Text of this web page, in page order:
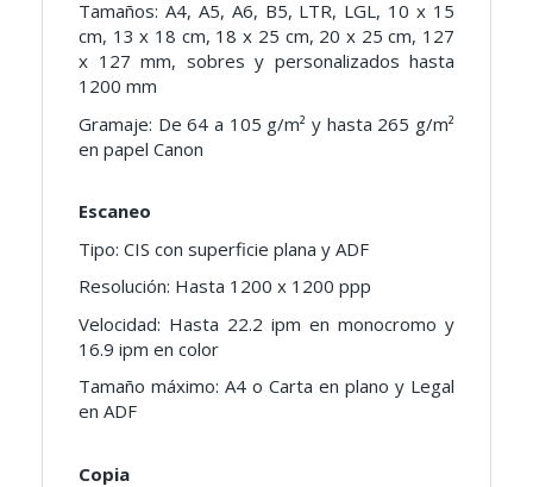
Tamaños: A4, A5, A6, B5, LTR, LGL, 10 x 15
cm, 13 x 18 cm, 18 x 25 cm, 20 x 25 cm, 127
x 127 mm, sobres y personalizados hasta
1200 mm
Gramaje: De 64 a 105 g/m² y hasta 265 g/m²
en papel Canon
Escaneo
Tipo: CIS con superficie plana y ADF
Resolución: Hasta 1200 x 1200 ppp
Velocidad: Hasta 22.2 ipm en monocromo y
16.9 ipm en color
Tamaño máximo: A4 o Carta en plano y Legal
en ADF
Copia